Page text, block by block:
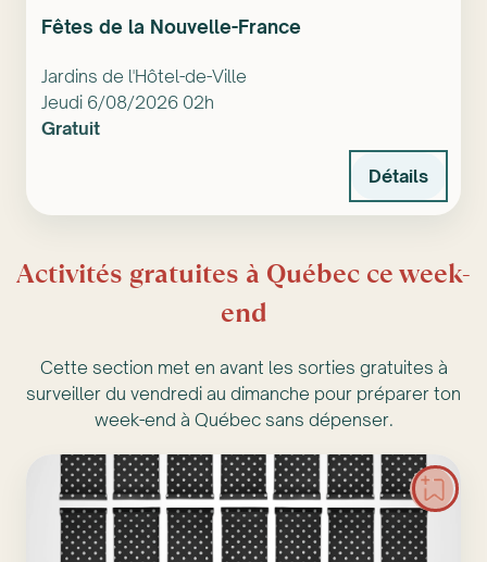
Fêtes de la Nouvelle-France
Jardins de l'Hôtel-de-Ville
Jeudi 6/08/2026 02h
Gratuit
Détails
Activités gratuites à Québec ce week-
end
Cette section met en avant les sorties gratuites à
surveiller du vendredi au dimanche pour préparer ton
week-end à Québec sans dépenser.